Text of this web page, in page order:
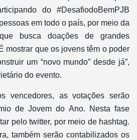
do #DesafiodoBemPJB
em todo o país, por meio da
busca doações de grandes
mostrar que os jovens têm o poder
um “novo mundo” desde já”,
do evento.
vencedores, as votações serão
de Jovem do Ano. Nesta fase
pelo twitter, por meio de hashtag.
também serão contabilizados os